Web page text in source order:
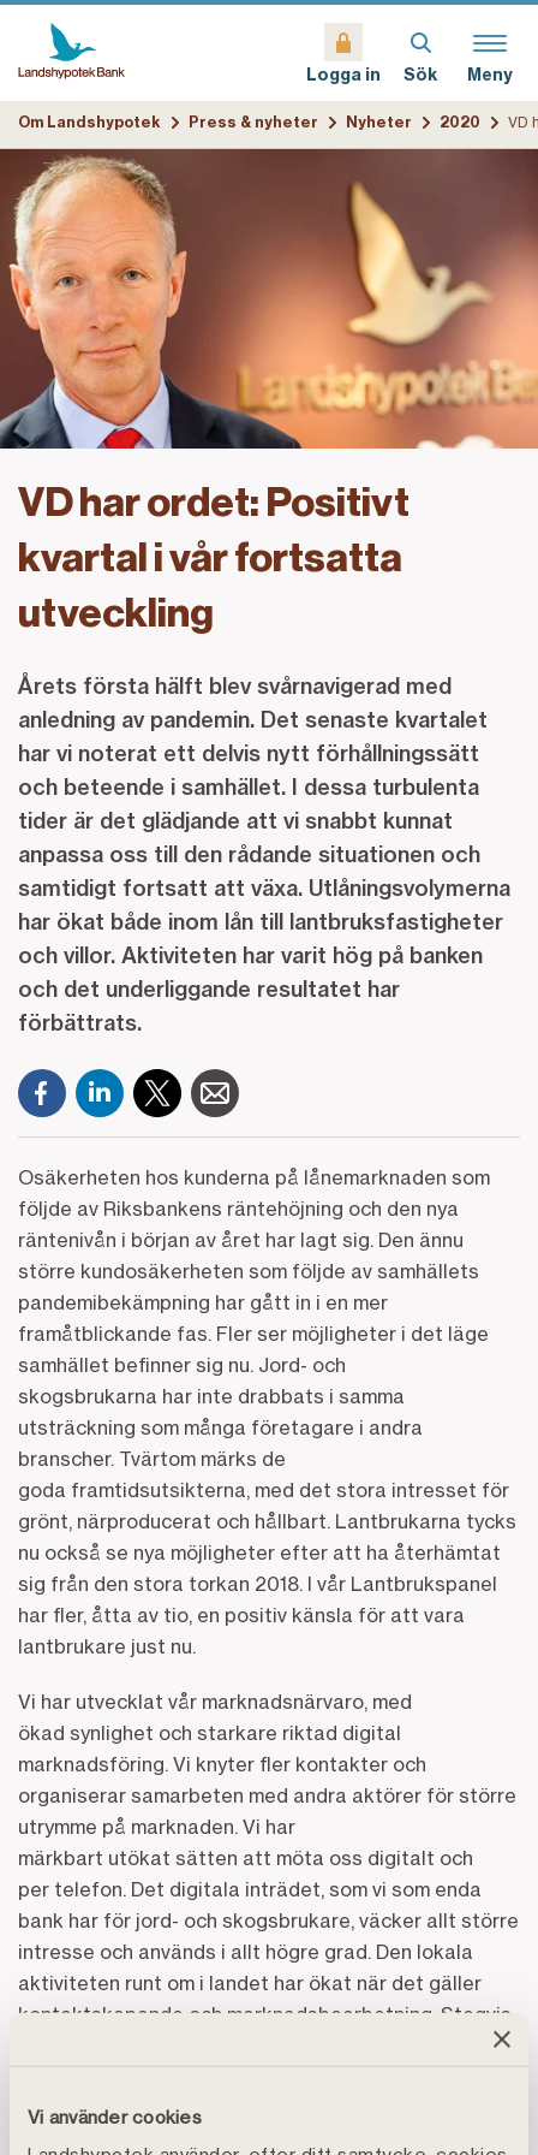
Vi använder cookies
Logga in Sök Meny
Om Landshypotek Press & nyheter Nyheter 2020
VD har ordet: Positivt
kvartal i vår fortsatta
utveckling
Årets första hälft blev svårnavigerad med
anledning av pandemin. Det senaste kvartalet
har vi noterat ett delvis nytt förhållningssätt
och beteende i samhället. I dessa turbulenta
tider är det glädjande att vi snabbt kunnat
anpassa oss till den rådande situationen och
samtidigt fortsatt att växa. Utlåningsvolymerna
har ökat både inom lån till lantbruksfastigheter
och villor. Aktiviteten har varit hög på banken
och det underliggande resultatet har
förbättrats.
Osäkerheten hos kunderna på lånemarknaden som
följde av Riksbankens räntehöjning och den nya
räntenivån i början av året har lagt sig. Den ännu
större kundosäkerheten som följde av samhällets
pandemibekämpning har gått in i en mer
framåtblickande fas. Fler ser möjligheter i det läge
samhället befinner sig nu. Jord- och
skogsbrukarna har inte drabbats i samma
utsträckning som många företagare i andra
branscher. Tvärtom märks de
goda framtidsutsikterna, med det stora intresset för
grönt, närproducerat och hållbart. Lantbrukarna tycks
nu också se nya möjligheter efter att ha återhämtat
sig från den stora torkan 2018. I vår Lantbrukspanel
har fler, åtta av tio, en positiv känsla för att vara
lantbrukare just nu.
Vi har utvecklat vår marknadsnärvaro, med
ökad synlighet och starkare riktad digital
marknadsföring. Vi knyter fler kontakter och
organiserar samarbeten med andra aktörer för större
utrymme på marknaden. Vi har
märkbart utökat sätten att möta oss digitalt och
per telefon. Det digitala inträdet, som vi som enda
bank har för jord- och skogsbrukare, väcker allt större
intresse och används i allt högre grad. Den lokala
aktiviteten runt om i landet har ökat när det gäller
kontaktskapande och marknadsbearbetning. Stegvis
ökar vi vår kapacitet och växer. De finansiella mål som
svag inledning av året. Det ger oss en positiv känsla i